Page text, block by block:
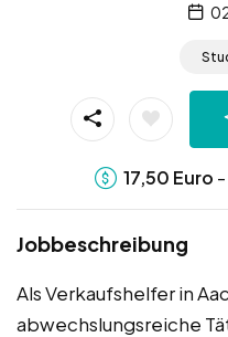
17,50 Euro -
Jobbeschreibung
Als Verkaufshelfer in
abwechslungsreiche